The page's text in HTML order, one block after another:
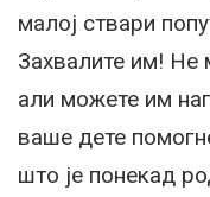
малој ствари
Захвалите им! Не
али можете им
ваше дете
што је понекад